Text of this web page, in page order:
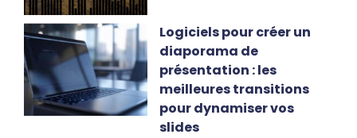
Logiciels pour créer un
diaporama de
présentation : les
meilleures transitions
pour dynamiser vos
slides